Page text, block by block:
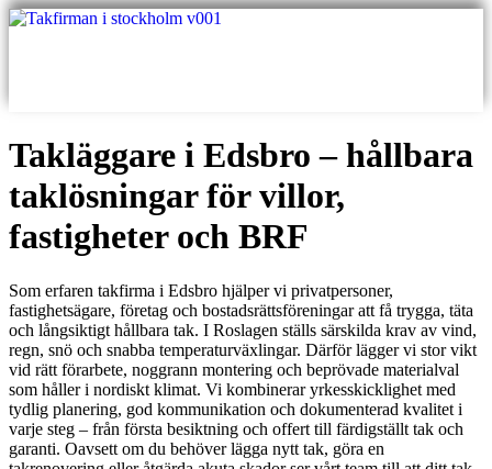
Skip
Takläggare i Edsbro – hållbara
taklösningar för villor,
fastigheter och BRF
Som erfaren takfirma i Edsbro hjälper vi privatpersoner,
fastighetsägare, företag och bostadsrättsföreningar att få trygga, täta
och långsiktigt hållbara tak. I Roslagen ställs särskilda krav av vind,
regn, snö och snabba temperaturväxlingar. Därför lägger vi stor vikt
vid rätt förarbete, noggrann montering och beprövade materialval
som håller i nordiskt klimat. Vi kombinerar yrkesskicklighet med
tydlig planering, god kommunikation och dokumenterad kvalitet i
varje steg – från första besiktning och offert till färdigställt tak och
garanti. Oavsett om du behöver lägga nytt tak, göra en